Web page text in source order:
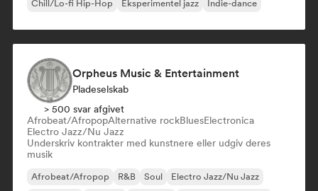
Chill/Lo-fi Hip-Hop
Eksperimentel jazz Indie-dance
Orpheus Music & Entertainment
Pladeselskab
> 500 svar afgivet
Afrobeat/AfropopAlternative rockBluesElectronica
Electro Jazz/Nu Jazz
Underskriv kontrakter med kunstnere eller udgiv deres
musik
Afrobeat/Afropop R&B Soul
Electro Jazz/Nu Jazz